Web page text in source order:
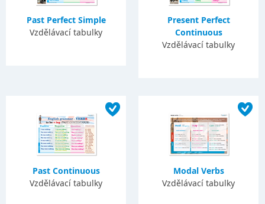
Past Perfect Simple
Vzdělávací tabulky
Present Perfect
Continuous
Vzdělávací tabulky
Past Continuous
Vzdělávací tabulky
Modal Verbs
Vzdělávací tabulky